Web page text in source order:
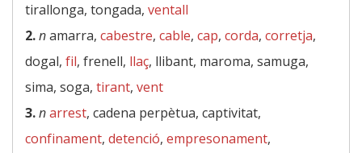
tirallonga, tongada, ventall
2.namarra, cabestre, cable, cap, corda, corretja,
dogal, fil, frenell, llaç, llibant, maroma, samuga,
sima, soga, tirant, vent
3.narrest, cadena perpètua, captivitat,
confinament, detenció, empresonament,